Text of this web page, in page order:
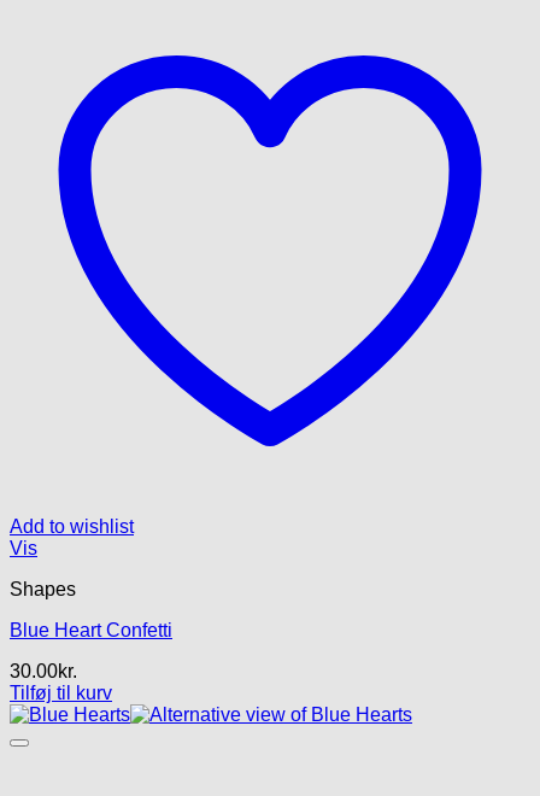
Add to wishlist
Vis
Shapes
Blue Heart Confetti
30.00kr.
Tilføj til kurv